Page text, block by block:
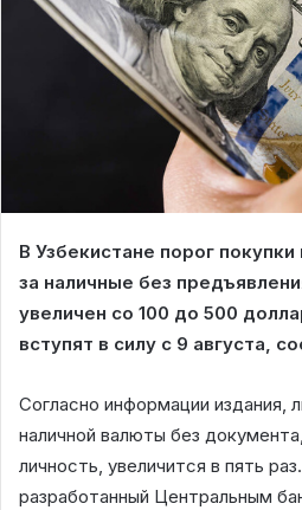
В Узбекистане порог
за наличные без
увеличен со 100 до 500
вступят в силу с 9 августа,
Согласно информации издания,
наличной валюты без
личность, увеличится в пять
разработанный Центральным